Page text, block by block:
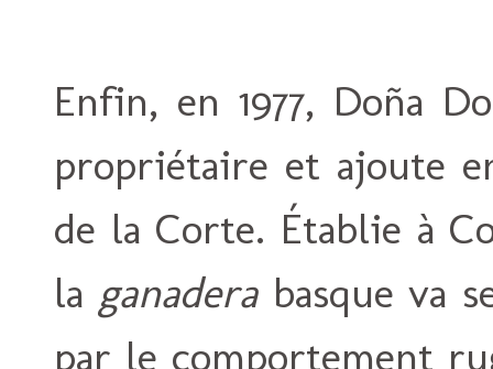
Enfin, en 1977, Doña
propriétaire et ajoute
de la Corte. Établie à
la ganaderabasque va
par le comportement